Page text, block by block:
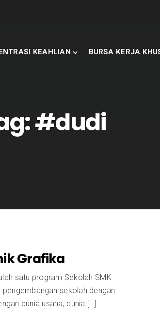
KEAHLIAN BURSA KERJA
#dudi
Grafika
satu program Sekolah SMK
sekolah dengan
dunia usaha, dunia […]